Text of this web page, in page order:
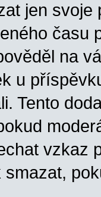
jen
na
u
Tento
vzkaz